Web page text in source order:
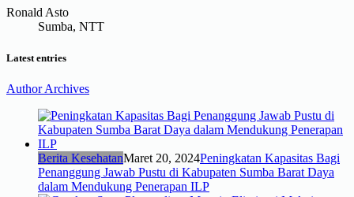
Ronald Asto
Sumba, NTT
Latest entries
Author Archives
Berita KesehatanMaret 20, 2024Peningkatan Kapasitas Bagi
Penanggung Jawab Pustu di Kabupaten Sumba Barat Daya
dalam Mendukung Penerapan ILP